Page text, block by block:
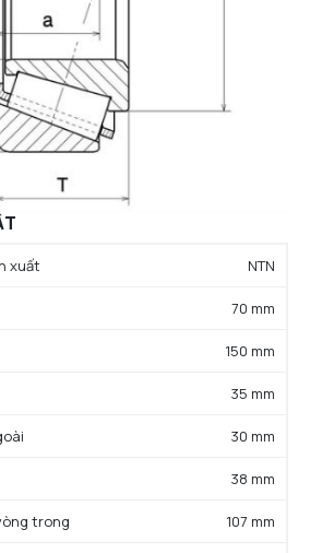
xuất NTN
70 mm
150 mm
35 mm
30 mm
38 mm
trong 107 mm